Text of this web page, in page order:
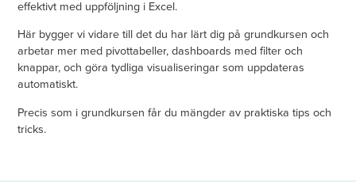
effektivt med uppföljning i Excel.
Här bygger vi vidare till det du har lärt dig på grundkursen och
arbetar mer med pivottabeller, dashboards med filter och
knappar, och göra tydliga visualiseringar som uppdateras
automatiskt.
Precis som i grundkursen får du mängder av praktiska tips och
tricks.